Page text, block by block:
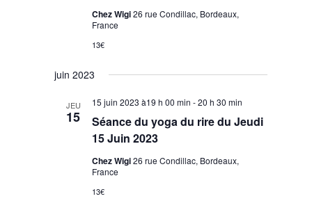
Chez Wigi26 rue Condillac, Bordeaux,
France
13€
juin 2023
JEU
15
Séance du yoga du rire du Jeudi
15 Juin 2023
15 juin 2023 à19 h 00 min -20 h 30 min
Chez Wigi26 rue Condillac, Bordeaux,
France
13€